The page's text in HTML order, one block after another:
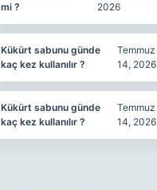
mi ?
2026
Kükürt sabunu günde
kaç kez kullanılır ?
Temmuz
14, 2026
Kükürt sabunu günde
kaç kez kullanılır ?
Temmuz
14, 2026